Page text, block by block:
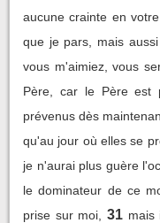
aucune crainte en votre
que je pars, mais
vous m'aimiez, vous
Père, car le Père est
prévenus dès
qu'au jour où elles se
je n'aurai plus guère
le dominateur de ce
prise sur moi,
31 mais